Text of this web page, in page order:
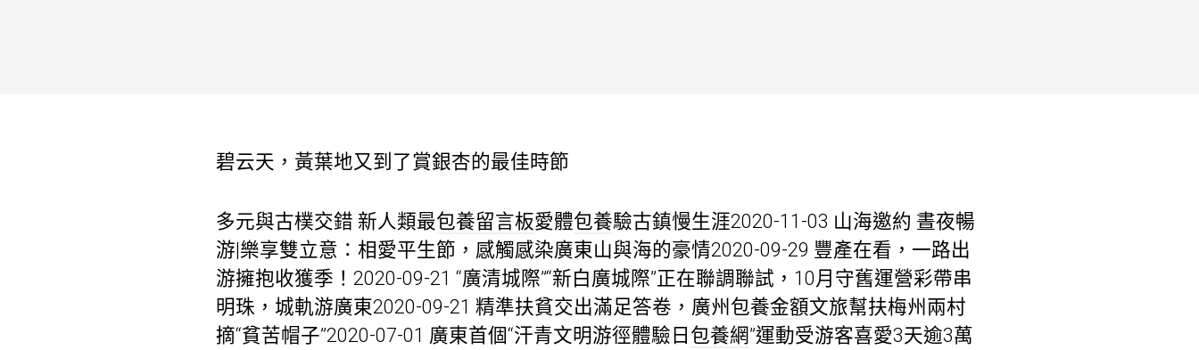
碧云天，黃葉地又到了賞銀杏的最佳時節
多元與古樸交錯 新人類最包養留言板愛體包養驗古鎮慢生涯2020-11-03 山海邀約 晝夜暢
游|樂享雙立意：相愛平生節，感觸感染廣東山與海的豪情2020-09-29 豐產在看，一路出
游擁抱收獲季！2020-09-21 “廣清城際”“新白廣城際”正在聯調聯試，10月守舊運營彩帶串
明珠，城軌游廣東2020-09-21 精準扶貧交出滿足答卷，廣州 包養金額文旅幫扶梅州兩村
摘“貧苦帽子”2020-07-01 廣東首個“汗青文明游徑體驗日 包養網”運動受游客喜愛3天逾3萬